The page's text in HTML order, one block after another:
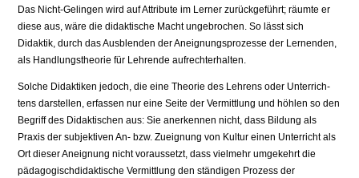
Das Nicht-Gelingen wird auf Attribute im Lerner zurückgeführt; räumte er
diese aus, wäre die didaktische Macht ungebrochen. So lässt sich
Didaktik, durch das Ausblenden der Aneignungsprozesse der Lernenden,
als Handlungstheo­rie für Lehrende aufrechterhalten.
Solche Didaktiken jedoch, die eine Theorie des Lehrens oder Unterrich­
tens darstellen, erfassen nur eine Seite der Vermittlung und höhlen so den
Begriff des Didaktischen aus: Sie anerkennen nicht, dass Bildung als
Praxis der subjektiven An- bzw. Zueignung von Kultur einen Unterricht als
Ort die­ser Aneignung nicht voraussetzt, dass vielmehr umgekehrt die
pädagogisch­didaktische Vermittlung den ständigen Prozess der